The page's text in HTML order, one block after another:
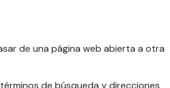
de una página web abierta a otra
de búsqueda y direcciones